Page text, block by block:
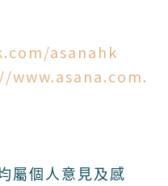
asanahk
屬個人意見及感